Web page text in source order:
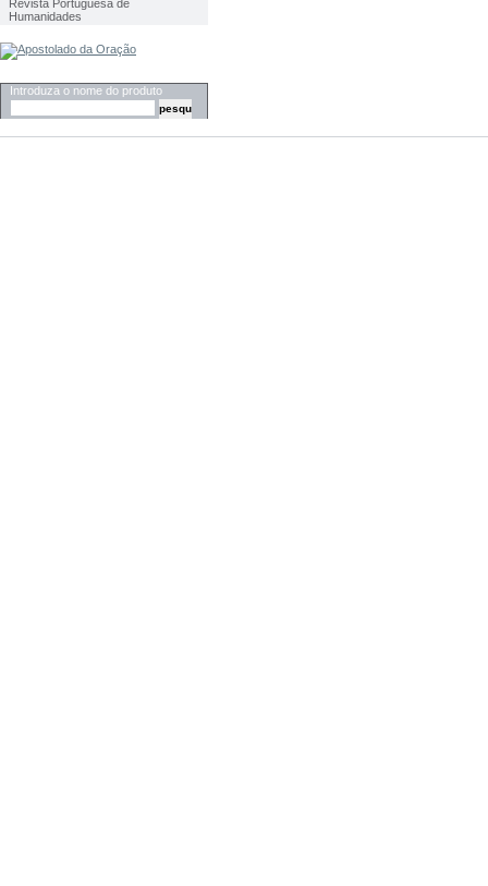
Revista Portuguesa de
Humanidades
Introduza o nome do produto